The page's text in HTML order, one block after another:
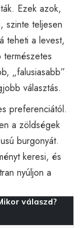
Ezek azok,
szinte teljesen
teheti a levest,
„falusiasabb”
választás.
preferenciától.
a zöldségek
burgonyát.
keresi, és
nyúljon a
válaszd?